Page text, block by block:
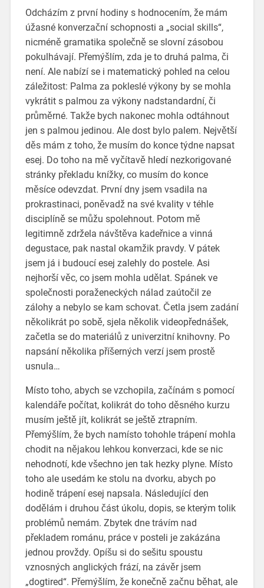
Odcházím z první hodiny s hodnocením, že mám
úžasné konverzační schopnosti a „social skills“,
nicméně gramatika společně se slovní zásobou
pokulhávají. Přemýšlím, zda je to druhá palma, či
není. Ale nabízí se i matematický pohled na celou
záležitost: Palma za pokleslé výkony by se mohla
vykrátit s palmou za výkony nadstandardní, či
průměrné. Takže bych nakonec mohla odtáhnout
jen s palmou jedinou. Ale dost bylo palem. Největší
děs mám z toho, že musím do konce týdne napsat
esej. Do toho na mě vyčítavě hledí nezkorigované
stránky překladu knížky, co musím do konce
měsíce odevzdat. První dny jsem vsadila na
prokrastinaci, poněvadž na své kvality v téhle
disciplíně se můžu spolehnout. Potom mě
legitimně zdržela návštěva kadeřnice a vinná
degustace, pak nastal okamžik pravdy. V pátek
jsem já i budoucí esej zalehly do postele. Asi
nejhorší věc, co jsem mohla udělat. Spánek ve
společnosti poraženeckých nálad zaútočil ze
zálohy a nebylo se kam schovat. Četla jsem zadání
několikrát po sobě, sjela několik videopřednášek,
začetla se do materiálů z univerzitní knihovny. Po
napsání několika příšerných verzí jsem prostě
usnula…
Místo toho, abych se vzchopila, začínám s pomocí
kalendáře počítat, kolikrát do toho děsného kurzu
musím ještě jít, kolikrát se ještě ztrapním.
Přemýšlím, že bych namísto tohohle trápení mohla
chodit na nějakou lehkou konverzaci, kde se nic
nehodnotí, kde všechno jen tak hezky plyne. Místo
toho ale usedám ke stolu na dvorku, abych po
hodině trápení esej napsala. Následující den
dodělám i druhou část úkolu, dopis, se kterým tolik
problémů nemám. Zbytek dne trávím nad
překladem románu, práce v posteli je zakázána
jednou provždy. Opíšu si do sešitu spoustu
vznosných anglických frází, na závěr jsem
„dogtired“. Přemýšlím, že konečně začnu běhat, ale